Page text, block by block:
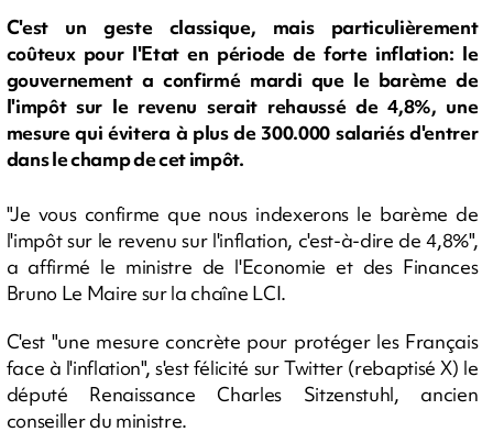
C'est un geste classique, mais particulièrement
coûteux pour l'Etat en période de forte inflation: le
gouvernement a confirmé mardi que le barème de
l'impôt sur le revenu serait rehaussé de 4,8%, une
mesure qui évitera à plus de 300.000 salariés d'entrer
dans le champ de cet impôt.
"Je vous confirme que nous indexerons le barème de
l'impôt sur le revenu sur l'inflation, c'est-à-dire de 4,8%",
a affirmé le ministre de l'Economie et des Finances
Bruno Le Maire sur la chaîne LCI.
C'est "une mesure concrète pour protéger les Français
face à l'inflation", s'est félicité sur Twitter (rebaptisé X) le
député Renaissance Charles Sitzenstuhl, ancien
conseiller du ministre.